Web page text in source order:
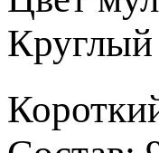
Круглый